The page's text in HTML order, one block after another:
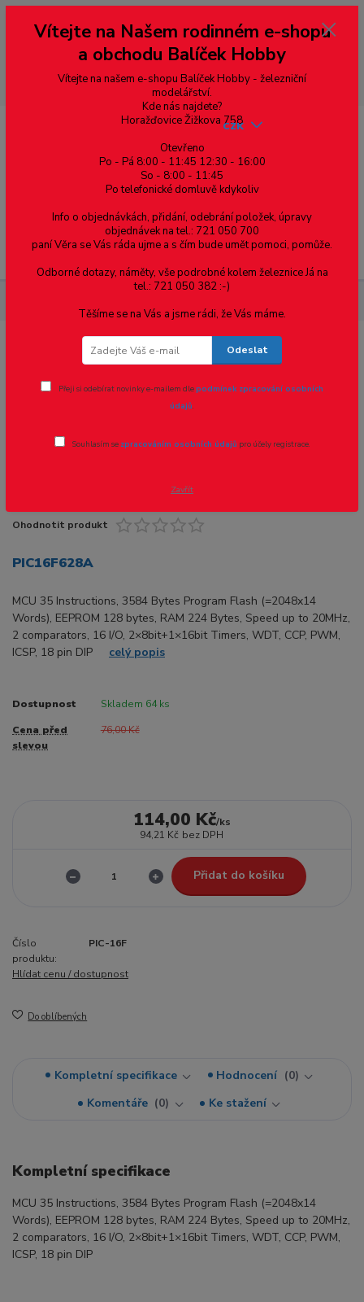
--- pro zákazníky ze Slovenska a jiných zemí, pokud chcete platit v eurech
přepněte si e-shop na euro 💶 pro přepočet měny - pravý horní roh ---
dobírky – pokud si z nějakého důvodu zásilku nevyzvednete, bude po
domluvě zaslána znovu s opětovnou platbou za poštovné, v opačném
případě bude zrušena a účet přidán na blacklist a rušeny následující
objednávky.
Menu
CZK
PIC16F628A
Novinka Akce
Ohodnotit produkt
PIC16F628A
MCU 35 Instructions, 3584 Bytes Program Flash (=2048x14
Words), EEPROM 128 bytes, RAM 224 Bytes, Speed up to 20MHz,
2 comparators, 16 I/O, 2×8bit+1×16bit Timers, WDT, CCP, PWM,
ICSP, 18 pin DIP celý popis
Dostupnost Skladem 64 ks
Cena před
slevou
76,00 Kč
114,00 Kč/ks
94,21 Kč bez DPH
Přidat do košíku
Číslo
produktu:
PIC-16F
Hlídat cenu / dostupnost
Do oblíbených
Kompletní specifikace Hodnocení
0
Komentáře
0 Ke stažení
Kompletní specifikace
MCU 35 Instructions, 3584 Bytes Program Flash (=2048x14
Words), EEPROM 128 bytes, RAM 224 Bytes, Speed up to 20MHz,
2 comparators, 16 I/O, 2×8bit+1×16bit Timers, WDT, CCP, PWM,
ICSP, 18 pin DIP
Vítejte na Našem rodinném e-shopu
a obchodu Balíček Hobby
Vítejte na našem e-shopu Balíček Hobby - železniční
modelářství.
Kde nás najdete?
Horažďovice Žižkova 758
Otevřeno
Po - Pá 8:00 - 11:45 12:30 - 16:00
So - 8:00 - 11:45
Po telefonické domluvě kdykoliv
Info o objednávkách, přidání, odebrání položek, úpravy
objednávek na tel.: 721 050 700
paní Věra se Vás ráda ujme a s čím bude umět pomoci, pomůže.
Odborné dotazy, náměty, vše podrobné kolem železnice Já na
tel.: 721 050 382 :-)
Těšíme se na Vás a jsme rádi, že Vás máme.
Odeslat
Přeji si odebírat novinky e-mailem dlepodmínek zpracování osobních
údajů.
Souhlasím se zpracováním osobních údajů pro účely registrace.
Zavřít